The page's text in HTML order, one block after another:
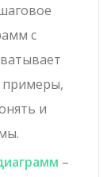
с
примеры,
и
–